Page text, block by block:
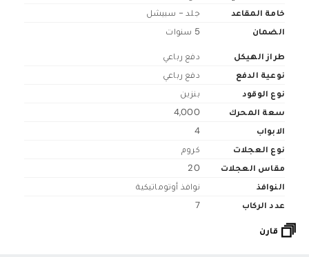
خامة المقاعد
جلد - سبيشل
الضمان
5 سنوات
طراز الهيكل
دفع رباعي
نوعية الدفع
دفع رباعي
نوع الوقود
بنزين
سعة المحرك
4,000
الابواب
4
نوع العجلات
كروم
مقاس العجلات
20
النوافذ
نوافذ أوتوماتيكية
عدد الركاب
7
قارن